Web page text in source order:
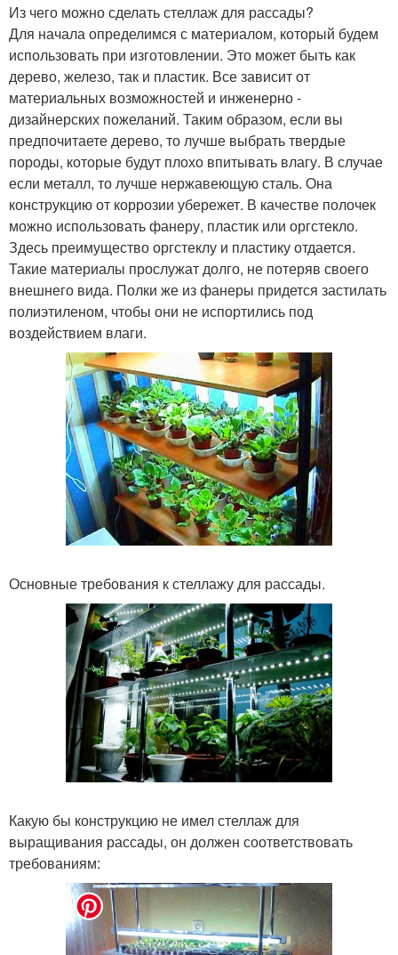
Из чего можно сделать стеллаж для рассады?
Для начала определимся с материалом, который будем
использовать при изготовлении. Это может быть как
дерево, железо, так и пластик. Все зависит от
материальных возможностей и инженерно -
дизайнерских пожеланий. Таким образом, если вы
предпочитаете дерево, то лучше выбрать твердые
породы, которые будут плохо впитывать влагу. В случае
если металл, то лучше нержавеющую сталь. Она
конструкцию от коррозии убережет. В качестве полочек
можно использовать фанеру, пластик или оргстекло.
Здесь преимущество оргстеклу и пластику отдается.
Такие материалы прослужат долго, не потеряв своего
внешнего вида. Полки же из фанеры придется застилать
полиэтиленом, чтобы они не испортились под
воздействием влаги.
Основные требования к стеллажу для рассады.
Какую бы конструкцию не имел стеллаж для
выращивания рассады, он должен соответствовать
требованиям: